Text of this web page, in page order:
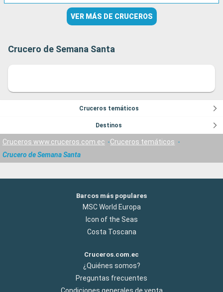
VER MÁS DE CRUCEROS
Crucero de Semana Santa
Cruceros temáticos
Destinos
Cruceros www.cruceros.com.ec
Cruceros temáticos
Crucero de Semana Santa
Barcos más populares
MSC World Europa
Icon of the Seas
Costa Toscana
Cruceros.com.ec
¿Quiénes somos?
Preguntas frecuentes